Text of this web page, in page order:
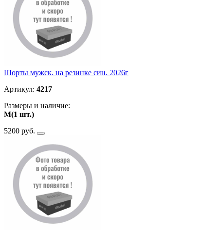
Шорты мужск. на резинке син. 2026г
Артикул: 4217
Размеры и наличие:
M(1 шт.)
5200 руб.